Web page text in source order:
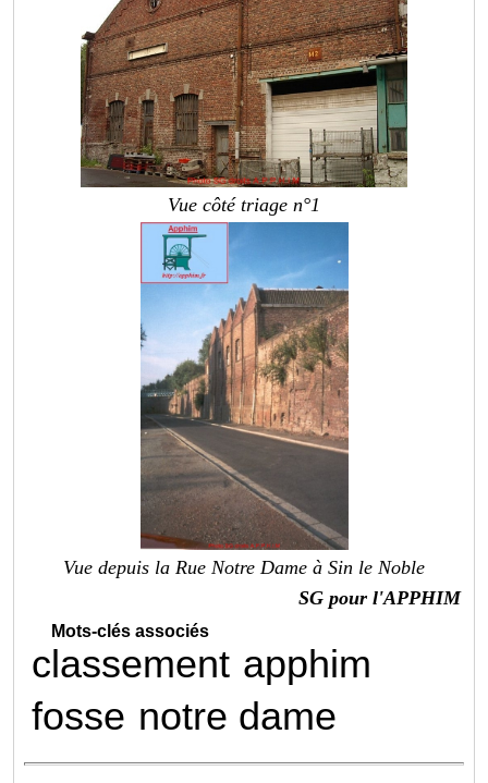
Vue côté triage n°1
Vue depuis la Rue Notre Dame à Sin le Noble
SG pour l'APPHIM
Mots-clés associés
classement apphim
fosse notre dame